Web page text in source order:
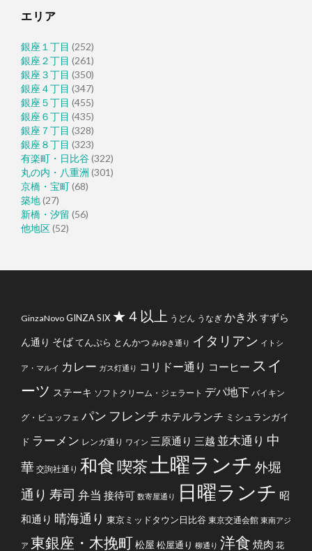
エリア
銀座１丁目 (252)
銀座２丁目 (261)
銀座３丁目 (350)
銀座４丁目 (347)
銀座５丁目 (455)
銀座６丁目 (435)
銀座７丁目 (328)
銀座８丁目 (323)
有楽町・日比谷(322)
丸の内・八重洲 (301)
京橋・宝町(68)
築地(27)
新橋・汐留 (56)
他地区(52)
GinzaNovo GINZA SIX ★４以上 うどん うなぎ かき氷 すずら
ん通り そばてんぷら とんかつ みゆき通り イタリアン イトシ
ア・マルイ カレー ガス灯通り コリドー通り コーヒー スイ
ーツ ステーキ ソフトクリーム・ジェラート デパ地下 バイキン
グ・ビュッフェ パン フレンチ ホテルランチ ミシュランガイ
ド ラーメン レンガ通り ワイン 三原通り 三越 並木通り 中
華 交詢社通り 和食喫茶 土曜ランチ 外堀
通り 寿司 弁当 接待可 数寄屋通り 日曜ランチ 昭
和通り 晴海通り 東京ミッドタウン日比谷 東京交通会館 東南アジ
ア 東銀座・木挽町松屋 松屋通り 柳通り 洋食 焼肉 花